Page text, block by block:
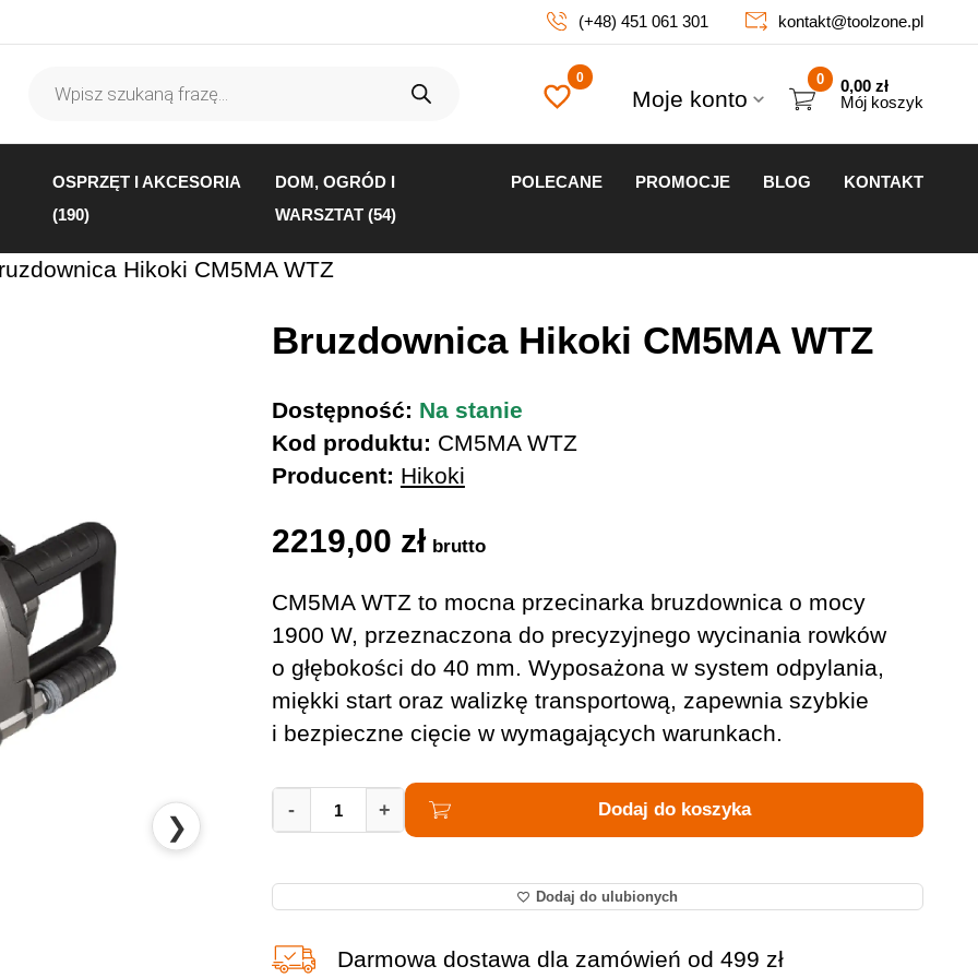
(+48) 451 061 301 kontakt@toolzone.pl
produktów
Moje konto
0,00 zł
Mój koszyk
0
OSPRZĘT I AKCESORIA
(190)
DOM, OGRÓD I
WARSZTAT (54)
POLECANE PROMOCJE BLOG KONTAKT
Hikoki CM5MA WTZ
❯
Bruzdownica Hikoki CM5MA WTZ
Dostępność: Na stanie
Kod produktu: CM5MA WTZ
Producent: Hikoki
2219,00 zł brutto
CM5MA WTZ to mocna przecinarka bruzdownica o mocy
1900 W, przeznaczona do precyzyjnego wycinania rowków
o głębokości do 40 mm. Wyposażona w system odpylania,
miękki start oraz walizkę transportową, zapewnia szybkie
i bezpieczne cięcie w wymagających warunkach.
Bruzdownica
Hikoki
- + Dodaj do koszyka
Dodaj do ulubionych
Darmowa dostawa dla zamówień od 499 zł